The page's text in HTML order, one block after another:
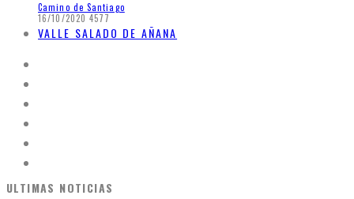
Camino de Santiago
16/10/2020 4577
VALLE SALADO DE AÑANA
ULTIMAS NOTICIAS